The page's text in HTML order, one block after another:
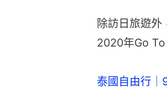
除訪日旅遊外
2020年Go To
泰國自由行